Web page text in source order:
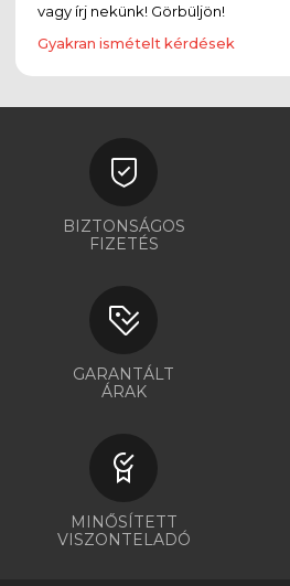
vagy írj nekünk! Görbüljön!
Gyakran ismételt kérdések
BIZTONSÁGOS
FIZETÉS
GARANTÁLT
ÁRAK
MINŐSÍTETT
VISZONTELADÓ